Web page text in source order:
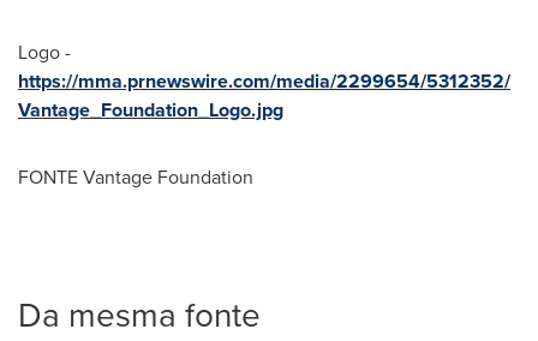
Logo -
https://mma.prnewswire.com/media/2299654/5312352/
Vantage_Foundation_Logo.jpg
FONTE Vantage Foundation
Da mesma fonte